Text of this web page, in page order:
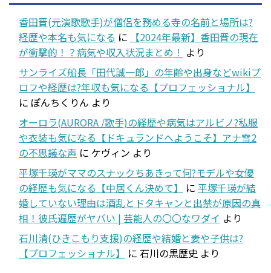
香田晋(元演歌歌手)が僧侶を務める寺の名前と場所は?
経歴や本名も気になる に
【2024年最新】香田晋の現在
が衝撃的！？病気や収入状況まとめ！ より
サンライズ船長「田代誠一郎」の年齢や出身などwikiプ
ロフや経歴は?年収も気になる【プロフェッショナル】
に ぽんちくりん より
オーロラ(AURORA /歌手)の経歴や病気はアルビノ?私服
や衣装も気になる【ドキュランドへようこそ】アナ雪2
の不思議な声 に ケヴィン より
平塚千瑛がママのスナックちあきって何?モデルや女優
の経歴も気になる【中居くん決めて】
に 平塚千瑛が結
婚していない理由は酒乱とドタキャンと出禁が原因の真
相！彼氏遍歴がヤバい | 芸能人の〇〇なワダイ より
石川清(ひきこもり支援)の経歴や結婚と妻や子供は?
【プロフェッショナル】
に 石川の黒歴史 より